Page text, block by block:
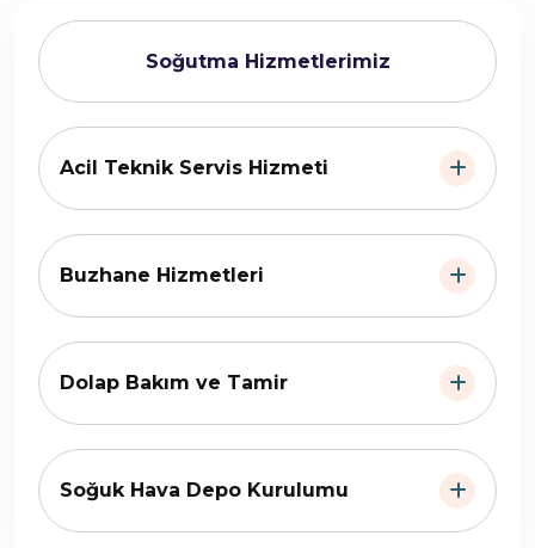
Soğutma Hizmetlerimiz
Acil Teknik Servis Hizmeti
Buzhane Hizmetleri
Dolap Bakım ve Tamir
Soğuk Hava Depo Kurulumu